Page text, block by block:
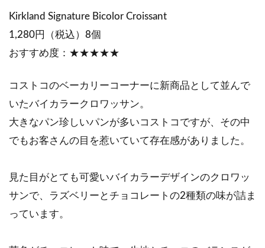
Kirkland Signature Bicolor Croissant
1,280円（税込）8個
おすすめ度：★★★★★
コストコのベーカリーコーナーに新商品として並んで
いたバイカラークロワッサン。
大きなパン珍しいパンが多いコストコですが、その中
でもお客さんの目を惹いていて存在感がありました。
見た目がとても可愛いバイカラーデザインのクロワッ
サンで、ラズベリーとチョコレートの2種類の味が詰ま
っています。